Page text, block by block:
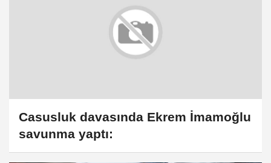
Casusluk davasında Ekrem İmamoğlu
savunma yaptı: